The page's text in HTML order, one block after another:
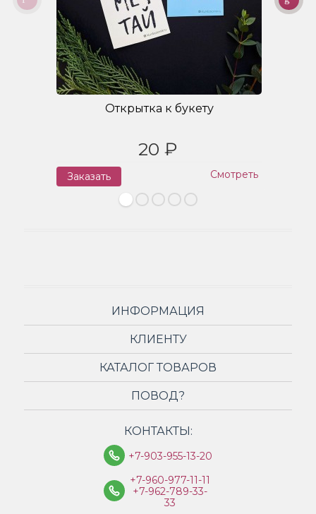
Открытка к букету
20 ₽
Заказать Смотреть
ИНФОРМАЦИЯ
КЛИЕНТУ
КАТАЛОГ ТОВАРОВ
ПОВОД?
КОНТАКТЫ:
+7-903-955-13-20
+7-960-977-11-11
+7-962-789-33-
33